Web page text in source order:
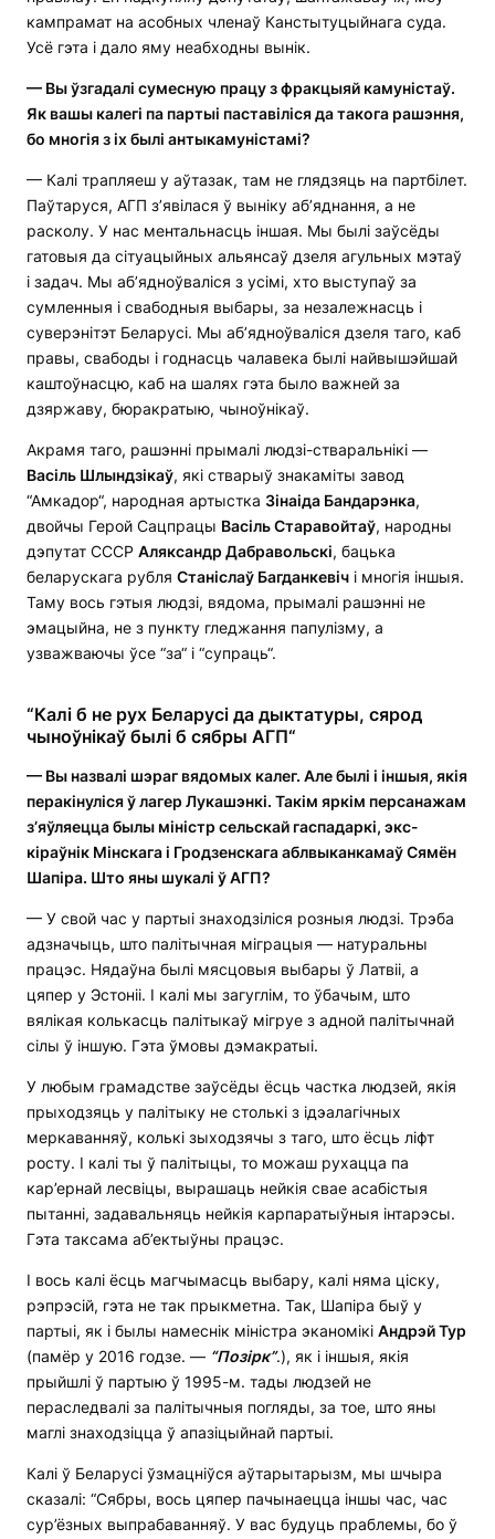
кампрамат на асобных членаў Канстытуцыйнага суда.
Усё гэта і дало яму неабходны вынік.
— Вы ўзгадалі сумесную працуз фракцыяй камуністаў.
Як вашы калегі па партыі паставіліся да такога рашэння,
бо многія з іх былі антыкамуністамі?
— Калі трапляеш у аўтазак, там не глядзяць на партбілет.
Паўтаруся, АГП з’явілася ў выніку аб’яднання, а не
расколу. У нас ментальнасць іншая. Мы былі заўсёды
гатовыя да сітуацыйных альянсаў дзеля агульных мэтаў
і задач. Мы аб’ядноўваліся з усімі, хто выступаў за
сумленныя і свабодныя выбары, за незалежнасць і
суверэнітэт Беларусі. Мы аб’ядноўваліся дзеля таго, каб
правы, свабоды і годнасць чалавека былі найвышэйшай
каштоўнасцю, каб на шалях гэта было важней за
дзяржаву, бюракратыю, чыноўнікаў.
Акрамя таго, рашэнні прымалі людзі-стваральнікі —
Васіль Шлындзікаў, які стварыў знакаміты завод
“Амкадор“, народная артыстка Зінаіда Бандарэнка,
двойчы Герой Сацпрацы Васіль Старавойтаў, народны
дэпутат СССР Аляксандр Дабравольскі, бацька
беларускага рубля Станіслаў Багданкевіч і многія іншыя.
Таму вось гэтыя людзі, вядома, прымалі рашэнні не
эмацыйна, не з пункту гледжання папулізму, а
узважваючы ўсе “за“ і “супраць“.
“Калі б не рух Беларусі да дыктатуры, сярод
чыноўнікаў былі б сябры АГП“
— Вы назвалі шэраг вядомых калег. Але былі і іншыя, якія
перакінуліся ў лагер Лукашэнкі. Такім яркім персанажам
з’яўляецца былы міністр сельскай гаспадаркі, экс-
кіраўнік Мінскага і Гродзенскага аблвыканкамаў Сямён
Шапіра. Што яны шукалі ў АГП?
— У свой час у партыі знаходзіліся розныя людзі. Трэба
адзначыць, што палітычная міграцыя — натуральны
працэс. Нядаўна былі мясцовыя выбары ў Латвіі, а
цяпер у Эстоніі. І калі мы загуглім, то ўбачым, што
вялікая колькасць палітыкаў мігруе з адной палітычнай
сілы ў іншую. Гэта ўмовы дэмакратыі.
У любым грамадстве заўсёды ёсць частка людзей, якія
прыходзяць у палітыку не столькі з ідэалагічных
меркаванняў, колькі зыходзячы з таго, што ёсць ліфт
росту. І калі ты ў палітыцы, то можаш рухацца па
кар’ернай лесвіцы, вырашаць нейкія свае асабістыя
пытанні, задавальняць нейкія карпаратыўныя інтарэсы.
Гэта таксама аб’ектыўны працэс.
І вось калі ёсць магчымасць выбару, калі няма ціску,
рэпрэсій, гэта не так прыкметна. Так, Шапіра быў у
партыі, як і былы намеснік міністра эканомікі Андрэй Тур
(памёр у 2016 годзе. — “Позірк”.), як і іншыя, якія
прыйшлі ў партыю ў 1995-м. тады людзей не
пераследвалі за палітычныя погляды, за тое, што яны
маглі знаходзіцца ў апазіцыйнай партыі.
Калі ў Беларусі ўзмацніўся аўтарытарызм, мы шчыра
сказалі: “Сябры, вось цяпер пачынаецца іншы час, час
сур’ёзных выпрабаванняў. У вас будуць праблемы, бо ў